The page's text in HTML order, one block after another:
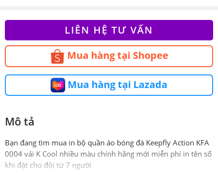
LIÊN HỆ TƯ VẤN
Mua hàng tại Shopee
Mua hàng tại Lazada
Mô tả
Bạn đang tìm mua in bộ quần áo bóng đá Keepfly Action KFA
0004 vải K Cool nhiều màu chính hãng mới miễn phí in tên số
khi đặt cho đội từ 7 người